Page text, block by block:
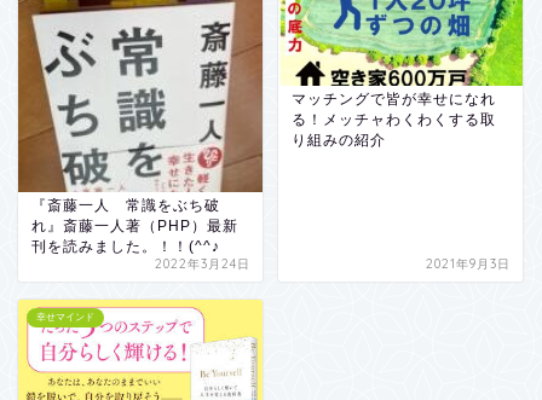
『斎藤一人 常識をぶち破
れ』斎藤一人著（PHP）最新
刊を読みました。！！(^^♪
2022年3月24日
マッチングで皆が幸せになれ
る！メッチャわくわくする取
り組みの紹介
2021年9月3日
幸せマインド